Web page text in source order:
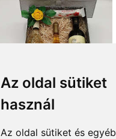
Az oldal sütiket
használ
Az oldal sütiket és egyéb
A dobogó csúcsán